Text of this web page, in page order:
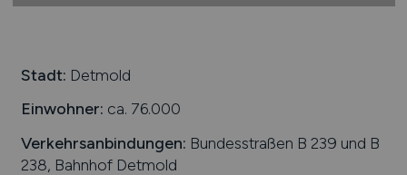
Stadt: Detmold
Einwohner: ca. 76.000
Verkehrsanbindungen: Bundesstraßen B 239 und B
238, Bahnhof Detmold